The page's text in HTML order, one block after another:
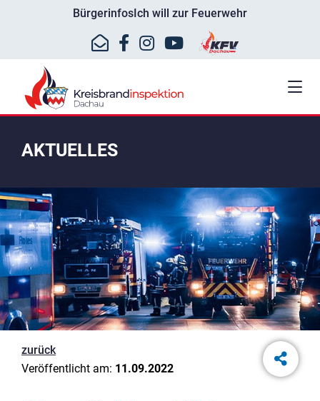
BürgerinfosIch will zur Feuerwehr
AKTUELLES
zurück
Veröffentlicht am: 11.09.2022